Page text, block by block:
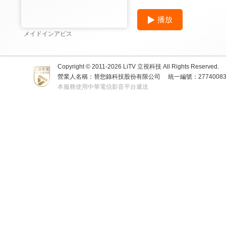
メイドインアビス
播放
Copyright © 2011-2026 LiTV 立視科技 All Rights Reserved.
營業人名稱：替您錄科技股份有限公司
統一編號：
本服務使用中華電信影音平台遞送